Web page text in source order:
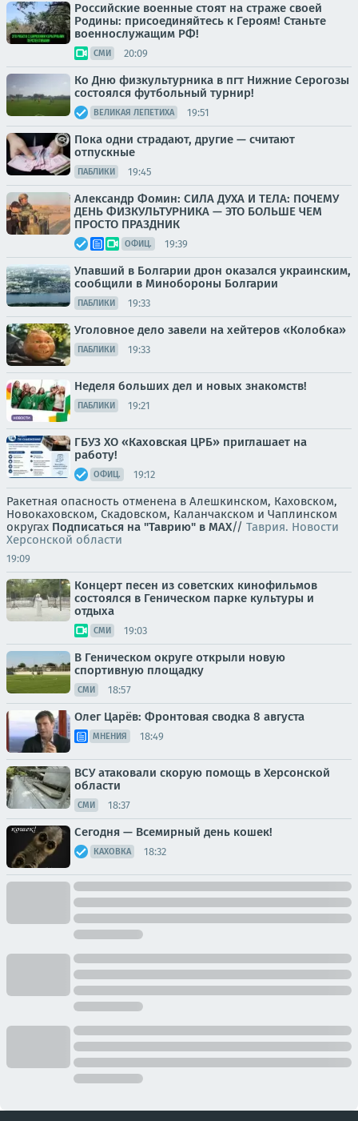
Российские военные стоят на страже своей
Родины: присоединяйтесь к Героям! Станьте
военнослужащим РФ!
СМИ 20:09
Ко Дню физкультурника в пгт Нижние Серогозы
состоялся футбольный турнир!
ВЕЛИКАЯ ЛЕПЕТИХА 19:51
Пока одни страдают, другие — считают
отпускные
ПАБЛИКИ 19:45
Александр Фомин: СИЛА ДУХА И ТЕЛА: ПОЧЕМУ
ДЕНЬ ФИЗКУЛЬТУРНИКА — ЭТО БОЛЬШЕ ЧЕМ
ПРОСТО ПРАЗДНИК
ОФИЦ. 19:39
Упавший в Болгарии дрон оказался украинским,
сообщили в Минобороны Болгарии
ПАБЛИКИ 19:33
Уголовное дело завели на хейтеров «Колобка»
ПАБЛИКИ 19:33
Неделя больших дел и новых знакомств!
ПАБЛИКИ 19:21
ГБУЗ ХО «Каховская ЦРБ» приглашает на
работу!
ОФИЦ. 19:12
Ракетная опасность отменена в Алешкинском, Каховском,
Новокаховском, Скадовском, Каланчакском и Чаплинском
округах Подписаться на "Таврию" в MAX// Таврия. Новости
Херсонской области
19:09
Концерт песен из советских кинофильмов
состоялся в Геническом парке культуры и
отдыха
СМИ 19:03
В Геническом округе открыли новую
спортивную площадку
СМИ 18:57
Олег Царёв: Фронтовая сводка 8 августа
МНЕНИЯ 18:49
ВСУ атаковали скорую помощь в Херсонской
области
СМИ 18:37
Сегодня — Всемирный день кошек!
КАХОВКА 18:32